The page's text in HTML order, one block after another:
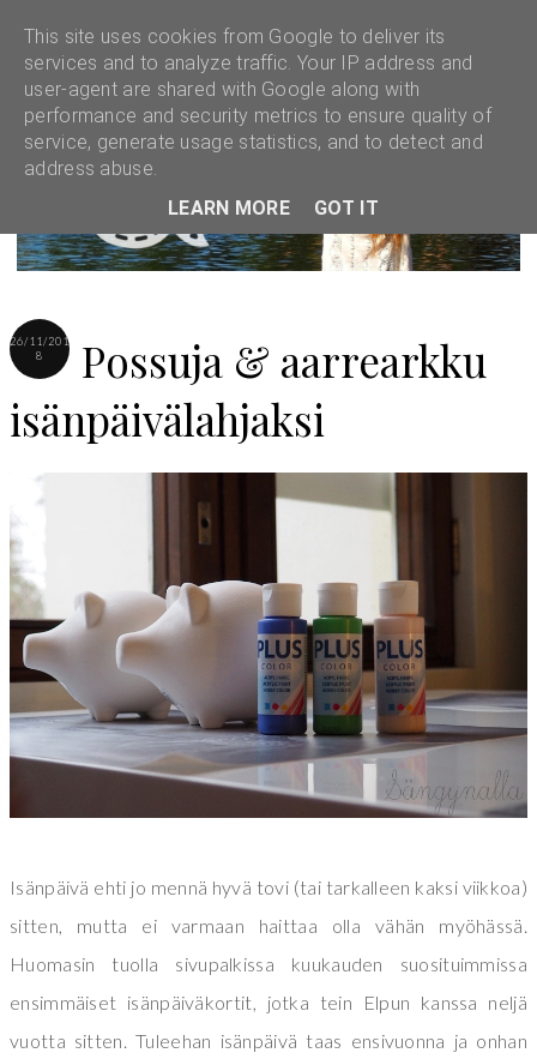
26/11/201
8
Possuja & aarrearkku
isänpäivälahjaksi
Isänpäivä ehti jo mennä hyvä tovi (tai tarkalleen kaksi viikkoa)
sitten, mutta ei varmaan haittaa olla vähän myöhässä.
Huomasin tuolla sivupalkissa kuukauden suosituimmissa
ensimmäiset isänpäiväkortit, jotka tein Elpun kanssa neljä
vuotta sitten. Tuleehan isänpäivä taas ensivuonna ja onhan
This site uses cookies from Google to deliver its
services and to analyze traffic. Your IP address and
user-agent are shared with Google along with
performance and security metrics to ensure quality of
service, generate usage statistics, and to detect and
address abuse.
LEARN MORE
GOT IT